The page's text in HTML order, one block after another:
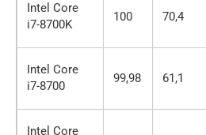
Intel Core
i7-8700K
100 70,4
Intel Core
i7-8700
99,98 61,1
Intel Core